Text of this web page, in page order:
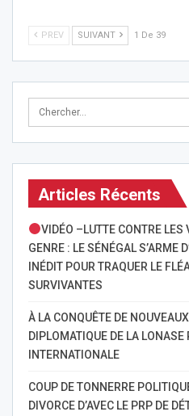
PREV SUIVANT 1 De 39
Articles Récents
VIDÉO –LUTTE CONTRE LES
GENRE : LE SÉNÉGAL S’ARME
INÉDIT POUR TRAQUER LE
SURVIVANTES
À LA CONQUÊTE DE
DIPLOMATIQUE DE LA
INTERNATIONALE
COUP DE TONNERRE
DIVORCE D’AVEC LE PRP DE